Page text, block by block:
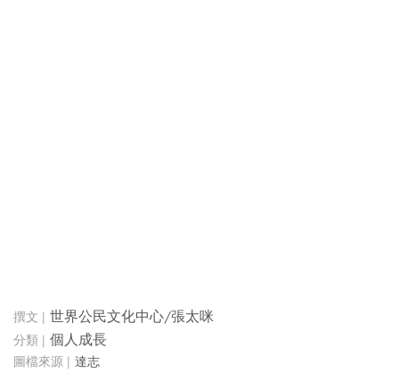
世界公民文化中心/張太咪
個人成長
達志